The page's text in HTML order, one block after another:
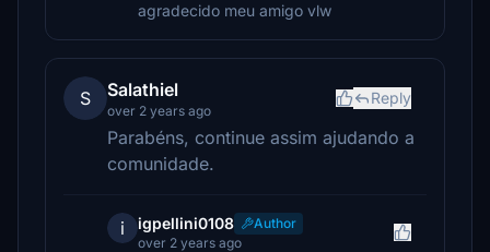
agradecido meu amigo vlw
S Salathiel
over 2 years ago
Reply
Parabéns, continue assim ajudando a
comunidade.
i igpellini0108
Author
over 2 years ago